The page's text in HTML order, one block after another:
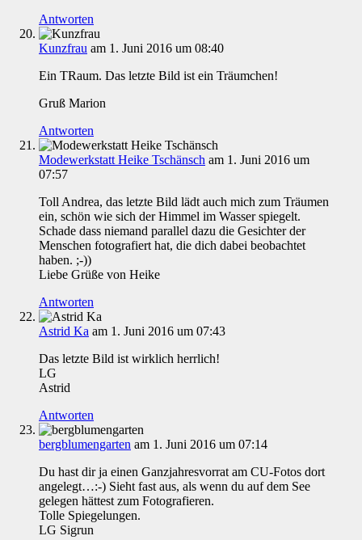
Antworten
Kunzfrau am 1. Juni 2016 um 08:40
Ein TRaum. Das letzte Bild ist ein Träumchen!
Gruß Marion
Antworten
Modewerkstatt Heike Tschänsch am 1. Juni 2016 um
07:57
Toll Andrea, das letzte Bild lädt auch mich zum Träumen
ein, schön wie sich der Himmel im Wasser spiegelt.
Schade dass niemand parallel dazu die Gesichter der
Menschen fotografiert hat, die dich dabei beobachtet
haben. ;-))
Liebe Grüße von Heike
Antworten
Astrid Ka am 1. Juni 2016 um 07:43
Das letzte Bild ist wirklich herrlich!
LG
Astrid
Antworten
bergblumengarten am 1. Juni 2016 um 07:14
Du hast dir ja einen Ganzjahresvorrat am CU-Fotos dort
angelegt…:-) Sieht fast aus, als wenn du auf dem See
gelegen hättest zum Fotografieren.
Tolle Spiegelungen.
LG Sigrun